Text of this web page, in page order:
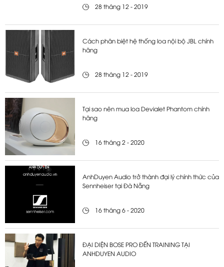
28 tháng 12 - 2019
Cách phân biệt hệ thống loa nội bộ JBL chính
hãng
28 tháng 12 - 2019
Tại sao nên mua loa Devialet Phantom chính
hãng
16 tháng 2 - 2020
AnhDuyen Audio trở thành đại lý chính thức của
Sennheiser tại Đà Nẵng
16 tháng 6 - 2020
ĐẠI DIỆN BOSE PRO ĐẾN TRAINING TẠI
ANHDUYEN AUDIO